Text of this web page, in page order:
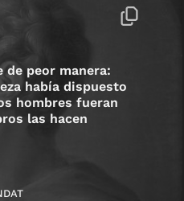
de peor manera:
había dispuesto
hombres fueran
las hacen